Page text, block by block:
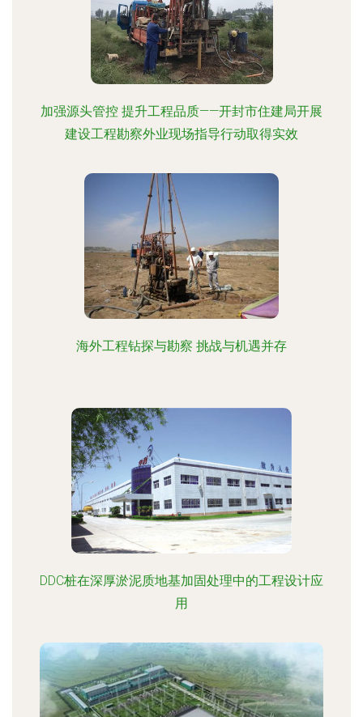
加强源头管控 提升工程品质——开封市住建局开展
建设工程勘察外业现场指导行动取得实效
海外工程钻探与勘察 挑战与机遇并存
DDC桩在深厚淤泥质地基加固处理中的工程设计应
用